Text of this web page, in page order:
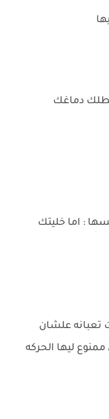
دماغك
: اما خليتك
تعبانه علشان
ليها الحركه